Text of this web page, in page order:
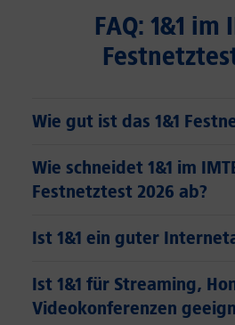
FAQ: 1&1 im
Wie gut ist das 1&1
Wie schneidet 1&1 im
Festnetztest 2026 ab?
Ist 1&1 ein guter
Ist 1&1 für Streaming,
Videokonferenzen